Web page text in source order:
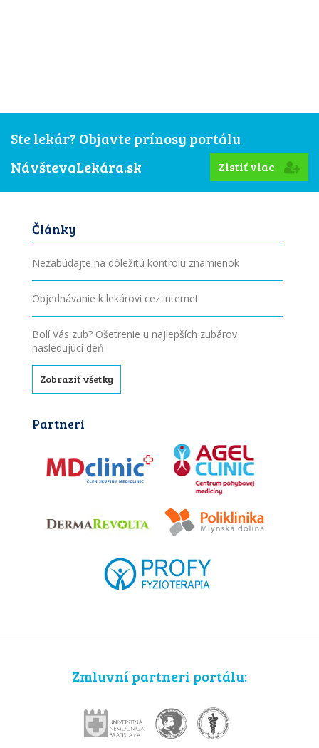
Ste lekár? Objavte prínosy portálu
NávštevaLekára.sk
Zistiť viac
Články
Nezabúdajte na dôležitú kontrolu znamienok
Objednávanie k lekárovi cez internet
Bolí Vás zub? Ošetrenie u najlepších zubárov
nasledujúci deň
Zobraziť všetky
Partneri
Zmluvní partneri portálu: